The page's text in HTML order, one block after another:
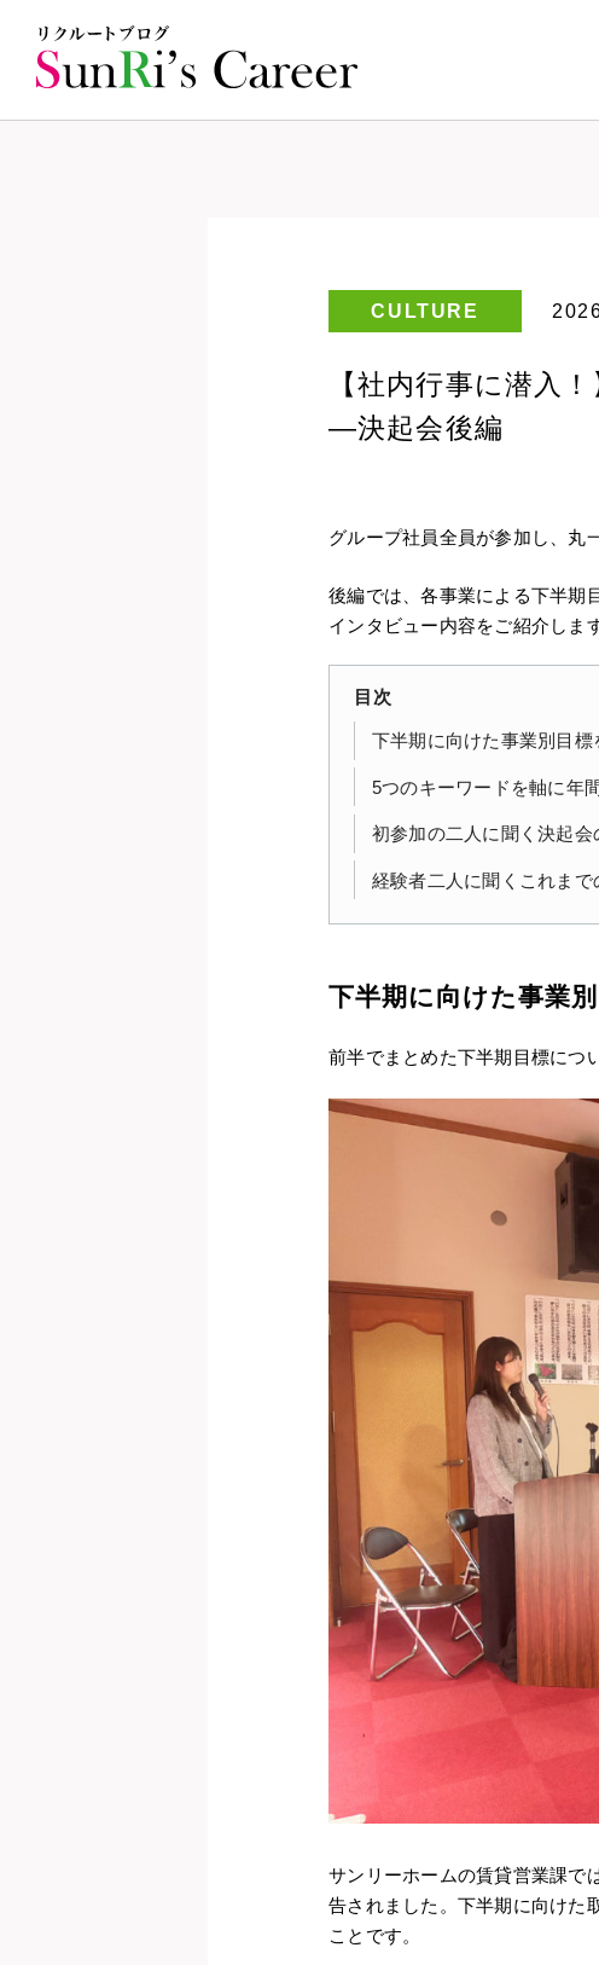
CULTURE
【社内行事に潜入
―決起会後編
グループ社員全員が参加し、丸
後編では、各事業による下半期
インタビュー内容をご紹介しま
目次
下半期に向けた事業別目標
5つのキーワードを軸に年
初参加の二人に聞く決起会
経験者二人に聞くこれま
下半期に向けた事業
前半でまとめた下半期目標につ
サンリーホームの賃貸営業課で
告されました。下半期に向けた
ことです。